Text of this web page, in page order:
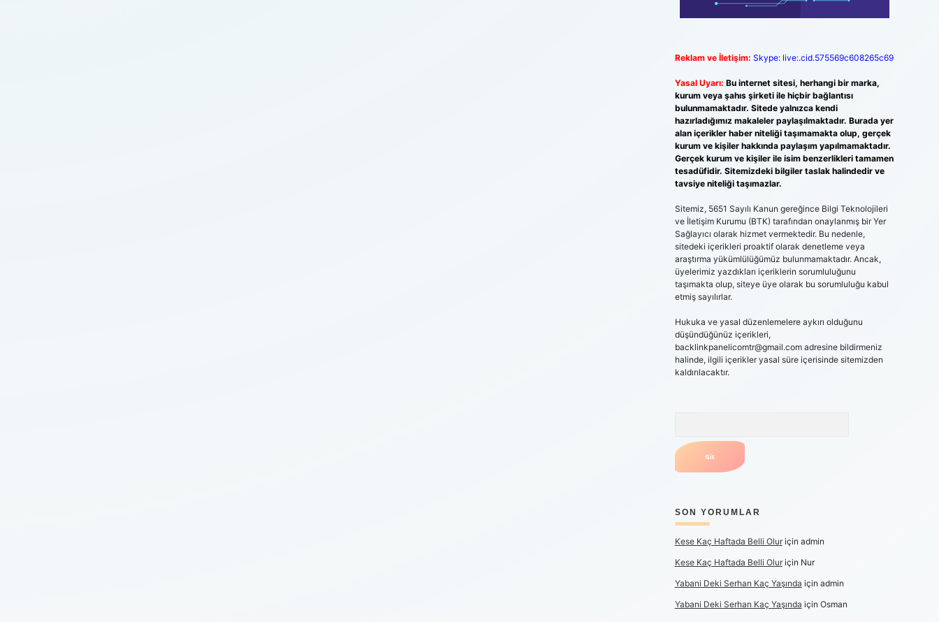
Reklam ve İletişim: Skype: live:.cid.575569c608265c69
Yasal Uyarı: Bu internet sitesi, herhangi bir marka,
kurum veya şahıs şirketi ile hiçbir bağlantısı
bulunmamaktadır. Sitede yalnızca kendi
hazırladığımız makaleler paylaşılmaktadır. Burada yer
alan içerikler haber niteliği taşımamakta olup, gerçek
kurum ve kişiler hakkında paylaşım yapılmamaktadır.
Gerçek kurum ve kişiler ile isim benzerlikleri tamamen
tesadüfidir. Sitemizdeki bilgiler taslak halindedir ve
tavsiye niteliği taşımazlar.
Sitemiz, 5651 Sayılı Kanun gereğince Bilgi Teknolojileri
ve İletişim Kurumu (BTK) tarafından onaylanmış bir Yer
Sağlayıcı olarak hizmet vermektedir. Bu nedenle,
sitedeki içerikleri proaktif olarak denetleme veya
araştırma yükümlülüğümüz bulunmamaktadır. Ancak,
üyelerimiz yazdıkları içeriklerin sorumluluğunu
taşımakta olup, siteye üye olarak bu sorumluluğu kabul
etmiş sayılırlar.
Hukuka ve yasal düzenlemelere aykırı olduğunu
düşündüğünüz içerikleri,
backlinkpanelicomtr@gmail.comadresine bildirmeniz
halinde, ilgili içerikler yasal süre içerisinde sitemizden
kaldırılacaktır.
SON YORUMLAR
Kese Kaç Haftada Belli Oluriçin admin
Kese Kaç Haftada Belli Oluriçin Nur
Yabani Deki Serhan Kaç Yaşında için admin
Yabani Deki Serhan Kaç Yaşında için Osman